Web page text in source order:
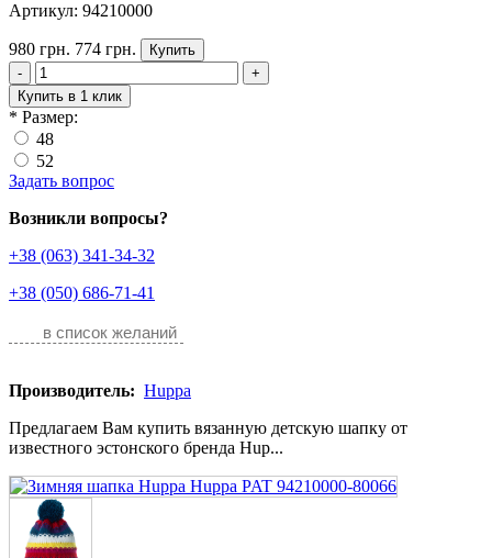
Артикул: 94210000
980 грн. 774 грн.
Купить
-
+
Купить в 1 клик
* Размер:
48
52
Задать вопрос
Возникли вопросы?
+38 (063) 341-34-32
+38 (050) 686-71-41
в список желаний
Производитель: Huppa
Предлагаем Вам купить вязанную детскую шапку от
известного эстонского бренда Hup...